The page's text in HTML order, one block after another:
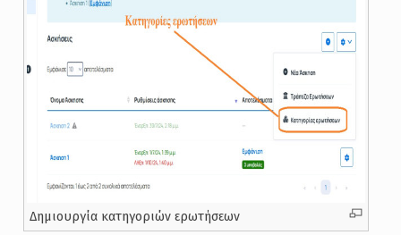
Δημιουργία κατηγοριών ερωτήσεων